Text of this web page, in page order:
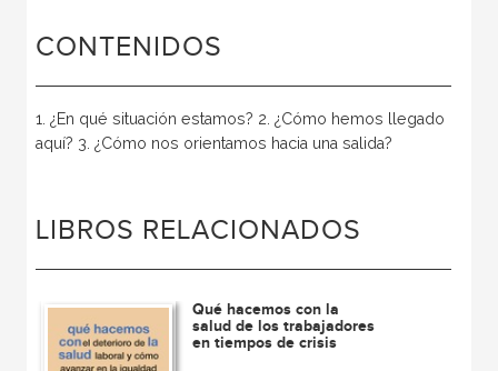
CONTENIDOS
1. ¿En qué situación estamos? 2. ¿Cómo hemos llegado
aquí? 3. ¿Cómo nos orientamos hacia una salida?
LIBROS RELACIONADOS
Qué hacemos con la
salud de los trabajadores
en tiempos de crisis